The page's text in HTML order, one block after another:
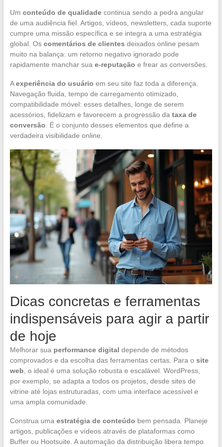
Um conteúdo de qualidadecontinua sendo a pedra angular
de uma audiência fiel. Artigos, vídeos, newsletters, cada suporte
cumpre uma missão específica e se integra a uma estratégia
global. Os comentários de clientes deixados online pesam
muito na balança: um retorno negativo ignorado pode
rapidamente manchar sua e-reputação e frear as conversões.
Aexperiência do usuário em seu site faz toda a diferença.
Navegação fluida, tempo de carregamento otimizado,
compatibilidade móvel: esses detalhes, longe de serem
acessórios, fidelizam e favorecem a progressão da taxa de
conversão . É o conjunto desses elementos que define a
verdadeira visibilidade online.
Dicas concretas e ferramentas
indispensáveis para agir a partir
de hoje
Melhorar sua performance digital depende de métodos
comprovados e da escolha das ferramentas certas. Para o site
web , o ideal é uma solução robusta e escalável. WordPress,
por exemplo, se adapta a todos os projetos, desde sites de
vitrine até lojas estruturadas, com uma interface acessível e
uma ampla comunidade.
Construa uma estratégia de conteúdo bem pensada. Planeje
artigos, publicações e vídeos através de plataformas como
Buffer ou Hootsuite. A automação da distribuição libera tempo